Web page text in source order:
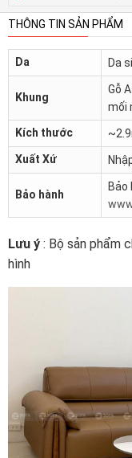
THÔNG TIN SẢN PHẨM
Da Da
Khung
Gỗ
mối
Kích thước
Xuất Xứ
Bảo hành
Bảo
Lưu ý : Bộ sản phẩm
hình